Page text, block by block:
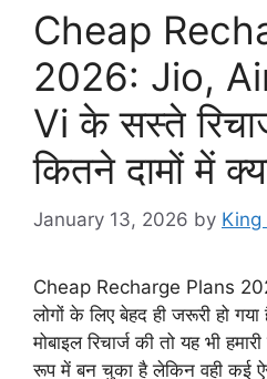
Cheap
2026: Jio,
Vi के सस्ते
कितने दामों में
January 13, 2026 by King
Cheap Recharge Plans
लोगों के लिए बेहद ही जरूरी हो
मोबाइल रिचार्ज की तो यह भी
रूप में बन चुका है लेकिन वही कई